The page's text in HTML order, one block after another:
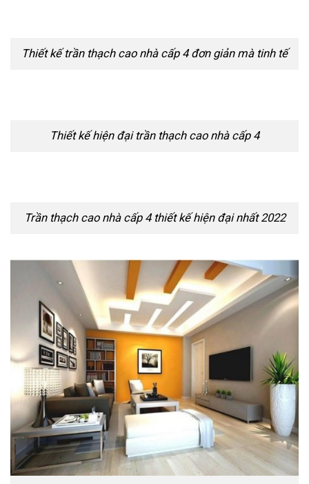
Thiết kế trần thạch cao nhà cấp 4 đơn giản mà tinh tế
Thiết kế hiện đại trần thạch cao nhà cấp 4
Trần thạch cao nhà cấp 4 thiết kế hiện đại nhất 2022